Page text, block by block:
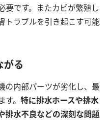
要です。またカビが繁殖し
トラブルを引き起こす可能
がる
の内部パーツが劣化し、最
。 特に排水ホースや排水
排水不良などの深刻な問題